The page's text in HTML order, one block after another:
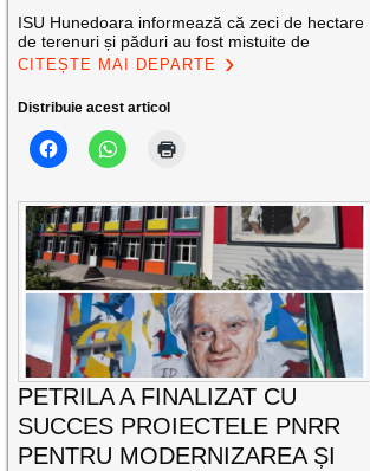
ISU Hunedoara informează că zeci de hectare
de terenuri și păduri au fost mistuite de
CITEȘTE MAI DEPARTE
Distribuie acest articol
PETRILA A FINALIZAT CU
SUCCES PROIECTELE PNRR
PENTRU MODERNIZAREA ȘI